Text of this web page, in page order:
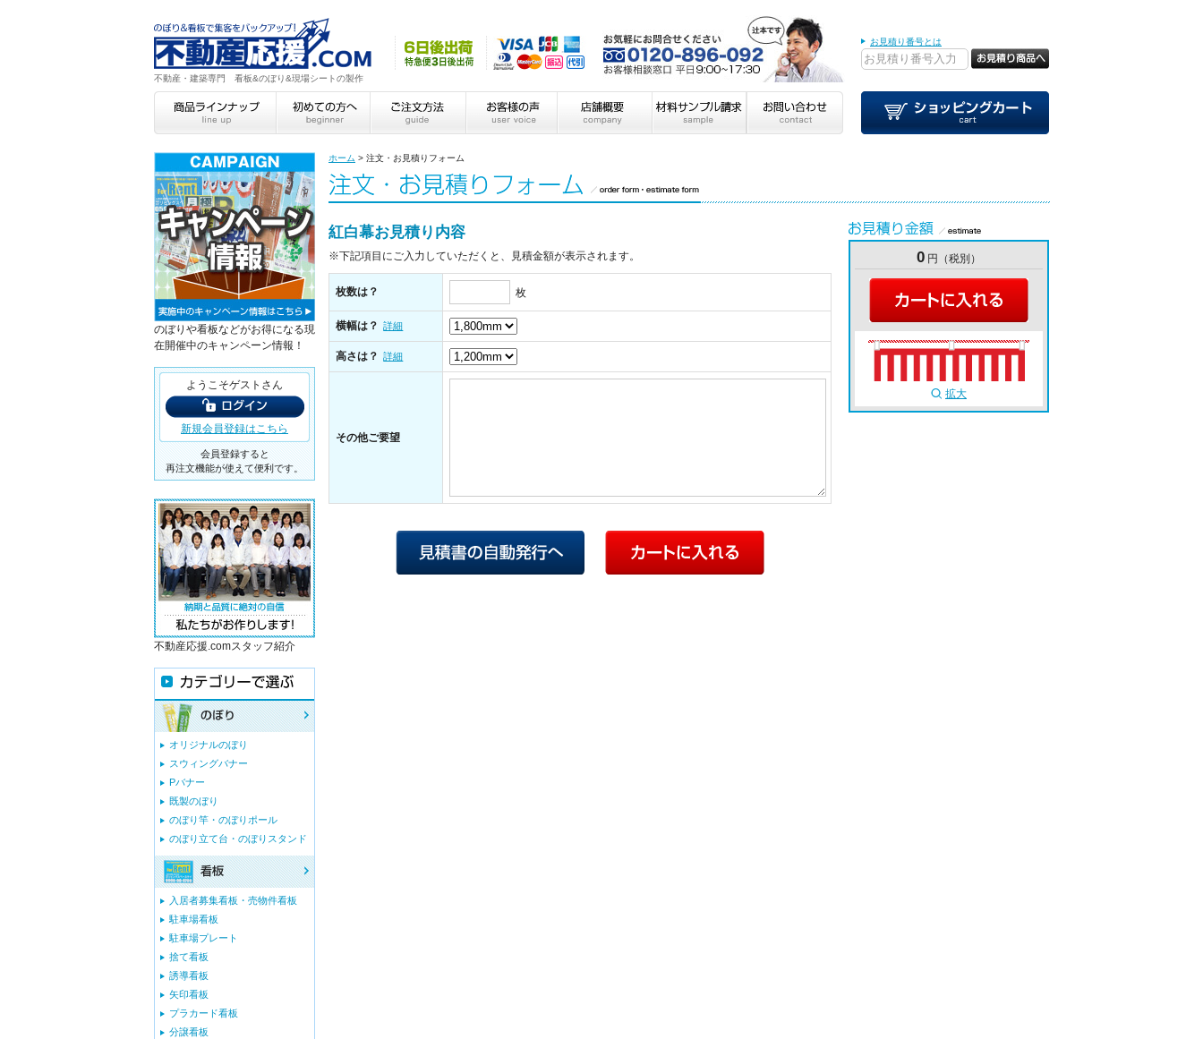
不動産・建築専門 看板&のぼり&現場シートの製作
お見積り番号とは
ホーム > 注文・お見積りフォーム
紅白幕お見積り内容
※下記項目にご入力していただくと、見積金額が表示されます。
枚数は？ 枚
横幅は？ 詳細
高さは？ 詳細
その他ご要望
0 円（税別）
拡大
のぼりや看板などがお得になる現
在開催中のキャンペーン情報！
ようこそゲストさん
新規会員登録はこちら
会員登録すると
再注文機能が使えて便利です。
不動産応援.comスタッフ紹介
オリジナルのぼり
スウィングバナー
Pバナー
既製のぼり
のぼり竿・のぼりポール
のぼり立て台・のぼりスタンド
入居者募集看板・売物件看板
駐車場看板
駐車場プレート
捨て看板
誘導看板
矢印看板
プラカード看板
分譲看板